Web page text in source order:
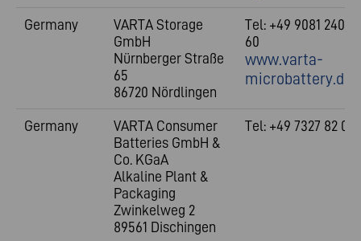
Germany
VARTA Storage
GmbH
Nürnberger Straße
65
86720 Nördlingen
Tel: +49 9081 240
60
www.varta-
microbattery.de
Germany
VARTA Consumer
Batteries GmbH &
Co. KGaA
Alkaline Plant &
Packaging
Zwinkelweg 2
89561 Dischingen
Tel: +49 7327 82 0